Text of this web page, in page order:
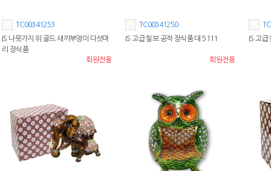
TC00341253
IS 나뭇가지 위 골드 새끼부엉이 다섯마
리 장식품
회원전용
TC00341250
IS 고급 칠보 공작 장식품 대 5111
회원전용
IS 고급